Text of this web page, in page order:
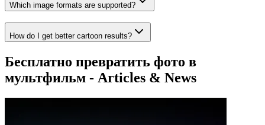
Which image formats are supported?
How do I get better cartoon results?
Бесплатно превратить фото в
мультфильм - Articles & News